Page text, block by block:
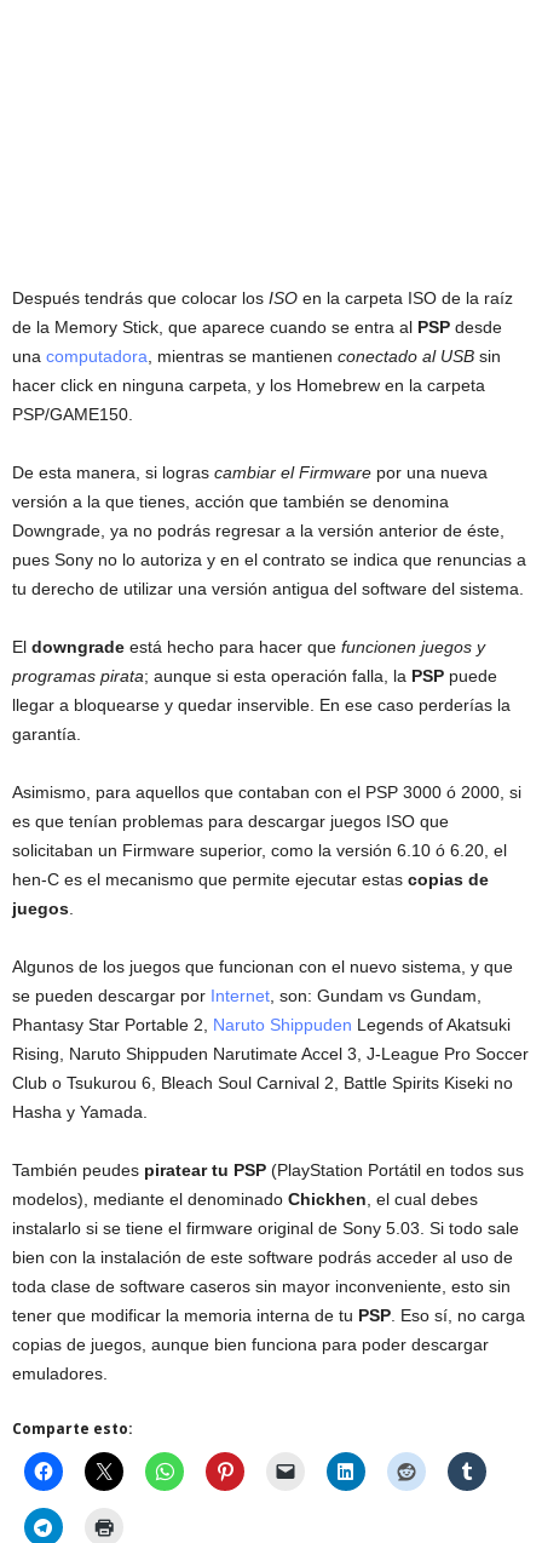
Después tendrás que colocar los ISO en la carpeta ISO de la raíz
de la Memory Stick, que aparece cuando se entra al PSP desde
una computadora , mientras se mantienen conectado al USB sin
hacer click en ninguna carpeta, y los Homebrew en la carpeta
PSP/GAME150.
De esta manera, si logras cambiar el Firmware por una nueva
versión a la que tienes, acción que también se denomina
Downgrade, ya no podrás regresar a la versión anterior de éste,
pues Sony no lo autoriza y en el contrato se indica que renuncias a
tu derecho de utilizar una versión antigua del software del sistema.
El downgrade está hecho para hacer que funcionen juegos y
programas pirata; aunque si esta operación falla, la PSP puede
llegar a bloquearse y quedar inservible. En ese caso perderías la
garantía.
Asimismo, para aquellos que contaban con el PSP 3000 ó 2000, si
es que tenían problemas para descargar juegos ISO que
solicitaban un Firmware superior, como la versión 6.10 ó 6.20, el
hen-C es el mecanismo que permite ejecutar estas copias de
juegos
Algunos de los juegos que funcionan con el nuevo sistema, y que
se pueden descargar por Internet , son: Gundam vs Gundam,
Phantasy Star Portable 2, Naruto Shippuden Legends of Akatsuki
Rising, Naruto Shippuden Narutimate Accel 3, J-League Pro Soccer
Club o Tsukurou 6, Bleach Soul Carnival 2, Battle Spirits Kiseki no
Hasha y Yamada.
También peudes piratear tu PSP (PlayStation Portátil en todos sus
modelos), mediante el denominado Chickhen , el cual debes
instalarlo si se tiene el firmware original de Sony 5.03. Si todo sale
bien con la instalación de este software podrás acceder al uso de
toda clase de software caseros sin mayor inconveniente, esto sin
tener que modificar la memoria interna de tu PSP . Eso sí, no carga
copias de juegos, aunque bien funciona para poder descargar
emuladores.
Comparte esto: